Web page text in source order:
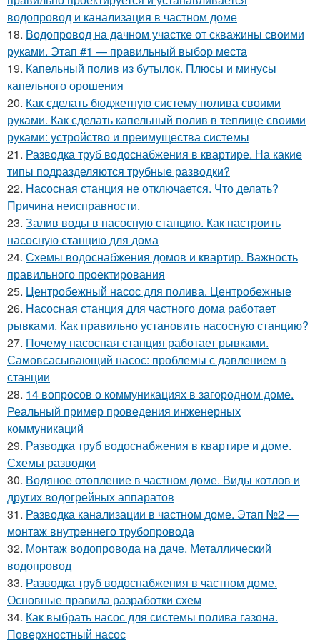
водопровод и канализация в частном доме
18. Водопровод на дачном участке от скважины своими
руками. Этап #1 — правильный выбор места
19. Капельный полив из бутылок. Плюсы и минусы
капельного орошения
20. Как сделать бюджетную систему полива своими
руками. Как сделать капельный полив в теплице своими
руками: устройство и преимущества системы
21. Разводка труб водоснабжения в квартире. На какие
типы подразделяются трубные разводки?
22. Насосная станция не отключается. Что делать?
Причина неисправности.
23. Залив воды в насосную станцию. Как настроить
насосную станцию для дома
24. Схемы водоснабжения домов и квартир. Важность
правильного проектирования
25. Центробежный насос для полива. Центробежные
26. Насосная станция для частного дома работает
рывками. Как правильно установить насосную станцию?
27. Почему насосная станция работает рывками.
Самовсасывающий насос: проблемы с давлением в
станции
28. 14 вопросов о коммуникациях в загородном доме.
Реальный пример проведения инженерных
коммуникаций
29. Разводка труб водоснабжения в квартире и доме.
Схемы разводки
30. Водяное отопление в частном доме. Виды котлов и
других водогрейных аппаратов
31. Разводка канализации в частном доме. Этап №2 —
монтаж внутреннего трубопровода
32. Монтаж водопровода на даче. Металлический
водопровод
33. Разводка труб водоснабжения в частном доме.
Основные правила разработки схем
34. Как выбрать насос для системы полива газона.
Поверхностный насос